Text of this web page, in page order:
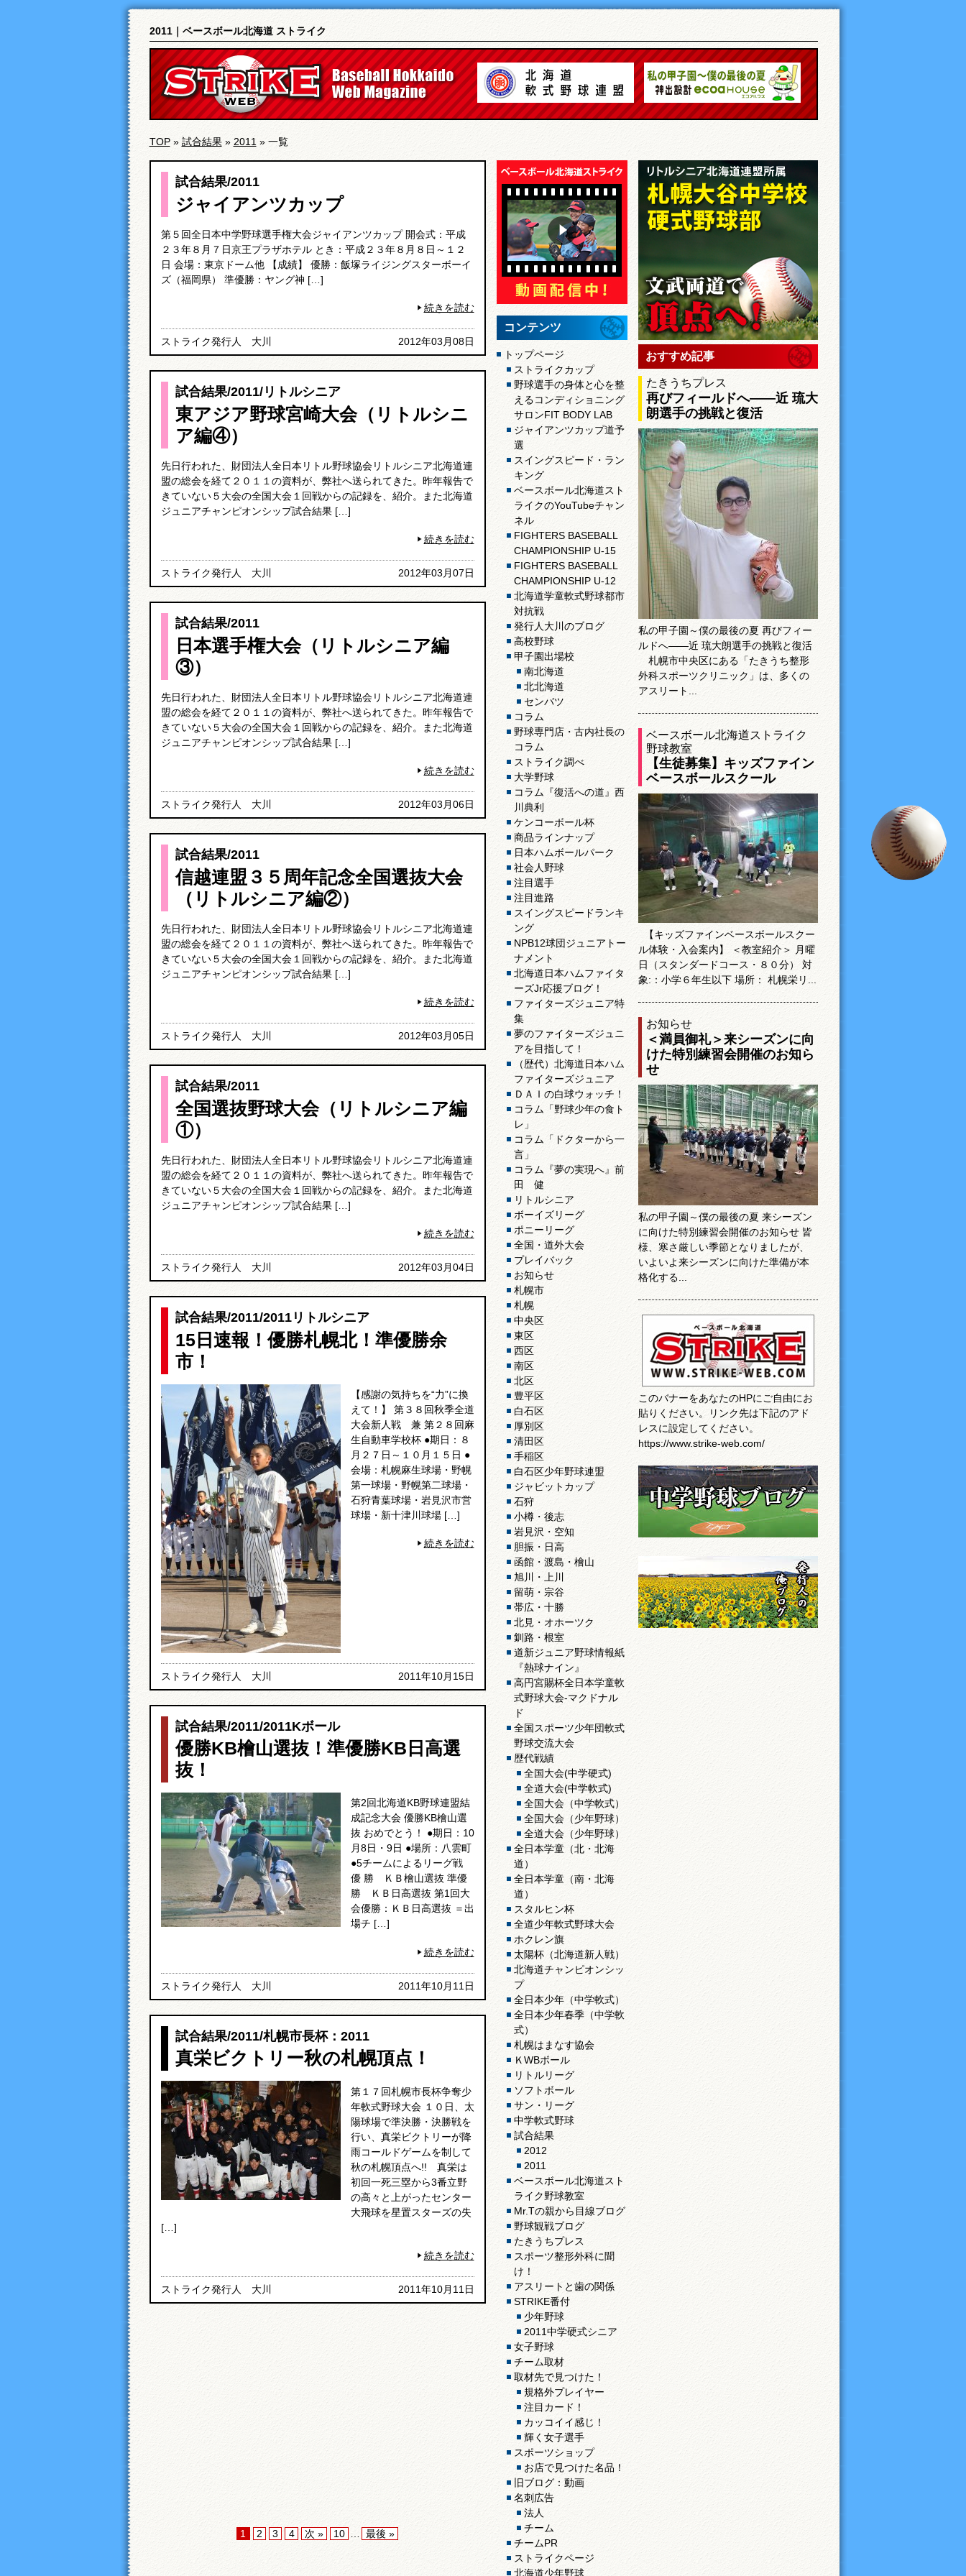
2011｜ベースボール北海道 ストライク
TOP » 試合結果» 2011 »一覧
試合結果/2011
ジャイアンツカップ
第５回全日本中学野球選手権大会ジャイアンツカップ 開会式：平成
２３年８月７日京王プラザホテル とき：平成２３年８月８日～１２
日 会場：東京ドーム他 【成績】 優勝：飯塚ライジングスターボーイ
ズ（福岡県） 準優勝：ヤング神 […]
続きを読む
ストライク発行人 大川 2012年03月08日
試合結果/2011/リトルシニア
東アジア野球宮崎大会（リトルシニ
ア編④）
先日行われた、財団法人全日本リトル野球協会リトルシニア北海道連
盟の総会を経て２０１１の資料が、弊社へ送られてきた。昨年報告で
きていない５大会の全国大会１回戦からの記録を、紹介。また北海道
ジュニアチャンピオンシップ試合結果 […]
続きを読む
ストライク発行人 大川 2012年03月07日
試合結果/2011
日本選手権大会（リトルシニア編
③）
先日行われた、財団法人全日本リトル野球協会リトルシニア北海道連
盟の総会を経て２０１１の資料が、弊社へ送られてきた。昨年報告で
きていない５大会の全国大会１回戦からの記録を、紹介。また北海道
ジュニアチャンピオンシップ試合結果 […]
続きを読む
ストライク発行人 大川 2012年03月06日
試合結果/2011
信越連盟３５周年記念全国選抜大会
（リトルシニア編②）
先日行われた、財団法人全日本リトル野球協会リトルシニア北海道連
盟の総会を経て２０１１の資料が、弊社へ送られてきた。昨年報告で
きていない５大会の全国大会１回戦からの記録を、紹介。また北海道
ジュニアチャンピオンシップ試合結果 […]
続きを読む
ストライク発行人 大川 2012年03月05日
試合結果/2011
全国選抜野球大会（リトルシニア編
①）
先日行われた、財団法人全日本リトル野球協会リトルシニア北海道連
盟の総会を経て２０１１の資料が、弊社へ送られてきた。昨年報告で
きていない５大会の全国大会１回戦からの記録を、紹介。また北海道
ジュニアチャンピオンシップ試合結果 […]
続きを読む
ストライク発行人 大川 2012年03月04日
試合結果/2011/2011リトルシニア
15日速報！優勝札幌北！準優勝余
市！
【感謝の気持ちを“力”に換
えて！】 第３８回秋季全道
大会新人戦 兼 第２８回麻
生自動車学校杯 ●期日：８
月２７日～１０月１５日 ●
会場：札幌麻生球場・野幌
第一球場・野幌第二球場・
石狩青葉球場・岩見沢市営
球場・新十津川球場 […]
続きを読む
ストライク発行人 大川 2011年10月15日
試合結果/2011/2011Kボール
優勝KB檜山選抜！準優勝KB日高選
抜！
第2回北海道KB野球連盟結
成記念大会 優勝KB檜山選
抜 おめでとう！ ●期日：10
月8日・9日 ●場所：八雲町
●5チームによるリーグ戦
優 勝 ＫＢ檜山選抜 準優
勝 ＫＢ日高選抜 第1回大
会優勝：ＫＢ日高選抜 ＝出
場チ […]
続きを読む
ストライク発行人 大川 2011年10月11日
試合結果/2011/札幌市長杯：2011
真栄ビクトリー秋の札幌頂点！
第１７回札幌市長杯争奪少
年軟式野球大会 １０日、太
陽球場で準決勝・決勝戦を
行い、真栄ビクトリーが降
雨コールドゲームを制して
秋の札幌頂点へ!! 真栄は
初回一死三塁から3番立野
の高々と上がったセンター
大飛球を星置スターズの失
[…]
続きを読む
ストライク発行人 大川 2011年10月11日
1 2 3 4 次 » 10 最後 »
コンテンツ
トップページ
ストライクカップ
野球選手の身体と心を整
えるコンディショニング
サロンFIT BODY LAB
ジャイアンツカップ道予
選
スイングスピード・ラン
キング
ベースボール北海道スト
ライクのYouTubeチャン
ネル
FIGHTERS BASEBALL
CHAMPIONSHIP U-15
FIGHTERS BASEBALL
CHAMPIONSHIP U-12
北海道学童軟式野球都市
対抗戦
発行人大川のブログ
高校野球
甲子園出場校
南北海道
北北海道
センバツ
コラム
野球専門店・古内社長の
コラム
ストライク調べ
大学野球
コラム『復活への道』西
川典利
ケンコーボール杯
商品ラインナップ
日本ハムボールパーク
社会人野球
注目選手
注目進路
スイングスピードランキ
ング
NPB12球団ジュニアトー
ナメント
北海道日本ハムファイタ
ーズJr応援ブログ！
ファイターズジュニア特
集
夢のファイターズジュニ
アを目指して！
（歴代）北海道日本ハム
ファイターズジュニア
ＤＡＩの白球ウォッチ！
コラム「野球少年の食ト
レ」
コラム「ドクターから一
言」
コラム『夢の実現へ』前
田 健
リトルシニア
ボーイズリーグ
ポニーリーグ
全国・道外大会
プレイバック
お知らせ
札幌市
札幌
中央区
東区
西区
南区
北区
豊平区
白石区
厚別区
清田区
手稲区
白石区少年野球連盟
ジャビットカップ
石狩
小樽・後志
岩見沢・空知
胆振・日高
函館・渡島・檜山
旭川・上川
留萌・宗谷
帯広・十勝
北見・オホーツク
釧路・根室
道新ジュニア野球情報紙
『熱球ナイン』
高円宮賜杯全日本学童軟
式野球大会-マクドナル
ド
全国スポーツ少年団軟式
野球交流大会
歴代戦績
全国大会(中学硬式)
全道大会(中学軟式)
全国大会（中学軟式）
全国大会（少年野球）
全道大会（少年野球）
全日本学童（北・北海
道）
全日本学童（南・北海
道）
スタルヒン杯
全道少年軟式野球大会
ホクレン旗
太陽杯（北海道新人戦）
北海道チャンピオンシッ
プ
全日本少年（中学軟式）
全日本少年春季（中学軟
式）
札幌はまなす協会
ＫWBボール
リトルリーグ
ソフトボール
サン・リーグ
中学軟式野球
試合結果
2012
2011
ベースボール北海道スト
ライク野球教室
Mr.Tの親から目線ブログ
野球観戦ブログ
たきうちプレス
スポーツ整形外科に聞
け！
アスリートと歯の関係
STRIKE番付
少年野球
2011中学硬式シニア
女子野球
チーム取材
取材先で見つけた！
規格外プレイヤー
注目カード！
カッコイイ感じ！
輝く女子選手
スポーツショップ
お店で見つけた名品！
旧ブログ：動画
名刺広告
法人
チーム
チームPR
ストライクページ
北海道少年野球
おすすめ記事
たきうちプレス
再びフィールドへ――近 琉大
朗選手の挑戦と復活
私の甲子園～僕の最後の夏 再びフィー
ルドへ――近 琉大朗選手の挑戦と復活
札幌市中央区にある「たきうち整形
外科スポーツクリニック」は、多くの
アスリート...
ベースボール北海道ストライク
野球教室
【生徒募集】キッズファイン
ベースボールスクール
【キッズファインベースボールスクー
ル体験・入会案内】 ＜教室紹介＞ 月曜
日（スタンダードコース・８０分） 対
象:：小学６年生以下 場所： 札幌栄リ...
お知らせ
＜満員御礼＞来シーズンに向
けた特別練習会開催のお知ら
せ
私の甲子園～僕の最後の夏 来シーズン
に向けた特別練習会開催のお知らせ 皆
様、寒さ厳しい季節となりましたが、
いよいよ来シーズンに向けた準備が本
格化する...
このバナーをあなたのHPにご自由にお
貼りください。リンク先は下記のアド
レスに設定してください。
https://www.strike-web.com/